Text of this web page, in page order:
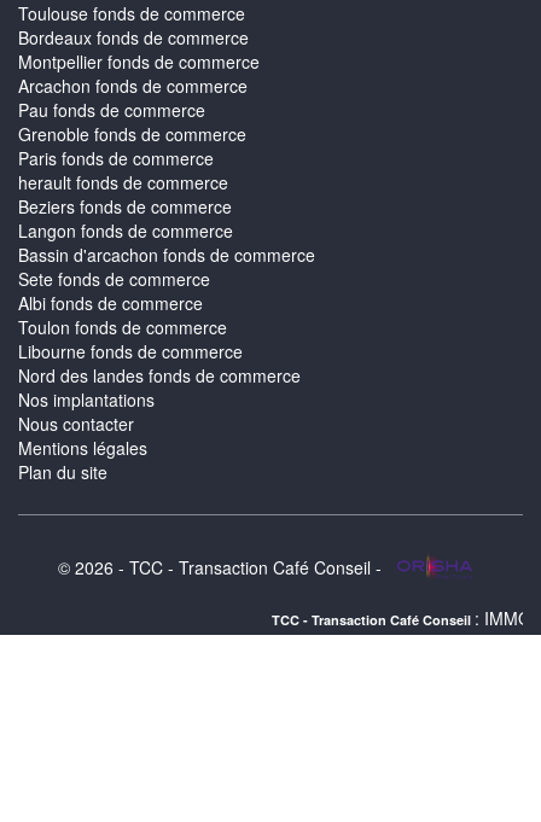
Toulouse fonds de commerce
Bordeaux fonds de commerce
Montpellier fonds de commerce
Arcachon fonds de commerce
Pau fonds de commerce
Grenoble fonds de commerce
Paris fonds de commerce
herault fonds de commerce
Beziers fonds de commerce
Langon fonds de commerce
Bassin d'arcachon fonds de commerce
Sete fonds de commerce
Albi fonds de commerce
Toulon fonds de commerce
Libourne fonds de commerce
Nord des landes fonds de commerce
Nos implantations
Nous contacter
Mentions légales
Plan du site
© 2026 - TCC - Transaction Café Conseil -
TCC - Transaction Café Conseil : IMMOBILIER